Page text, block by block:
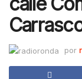
por